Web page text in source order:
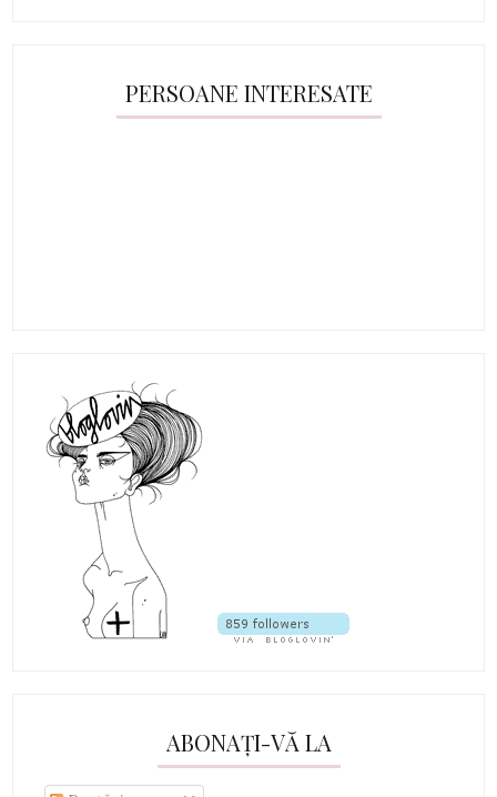
PERSOANE INTERESATE
ABONAȚI-VĂ LA